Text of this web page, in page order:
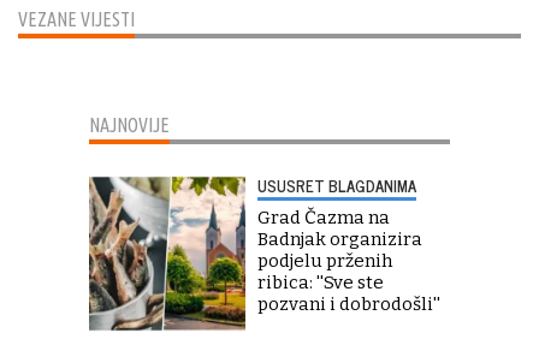
VEZANE VIJESTI
NAJNOVIJE
USUSRET BLAGDANIMA
Grad Čazma na
Badnjak organizira
podjelu prženih
ribica: ''Sve ste
pozvani i dobrodošli''